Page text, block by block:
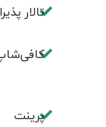
تالار
پرینت